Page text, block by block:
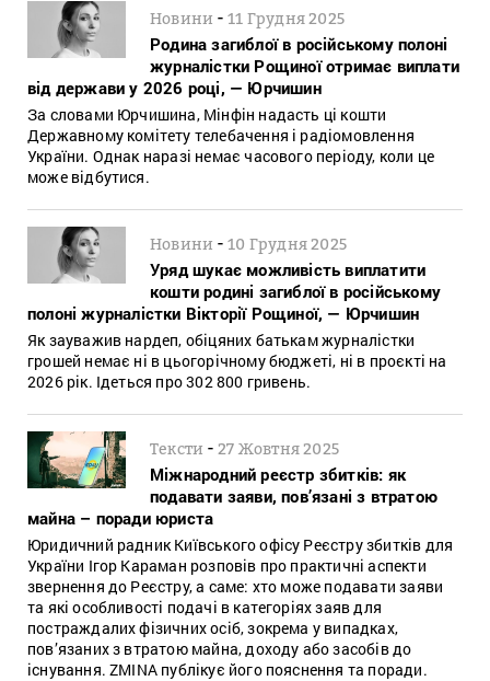
Новини -11 Грудня 2025
Родина загиблої в російському полоні
журналістки Рощиної отримає виплати
від держави у 2026 році, — Юрчишин
За словами Юрчишина, Мінфін надасть ці кошти
Державному комітету телебачення і радіомовлення
України. Однак наразі немає часового періоду, коли це
може відбутися.
Новини -10 Грудня 2025
Уряд шукає можливість виплатити
кошти родині загиблої в російському
полоні журналістки Вікторії Рощиної, — Юрчишин
Як зауважив нардеп, обіцяних батькам журналістки
грошей немає ні в цьогорічному бюджеті, ні в проєкті на
2026 рік. Ідеться про 302 800 гривень.
Тексти -27 Жовтня 2025
Міжнародний реєстр збитків: як
подавати заяви, пов’язані з втратою
майна – поради юриста
Юридичний радник Київського офісу Реєстру збитків для
України Ігор Караман розповів про практичні аспекти
звернення до Реєстру, а саме: хто може подавати заяви
та які особливості подачі в категоріях заяв для
постраждалих фізичних осіб, зокрема у випадках,
пов’язаних з втратою майна, доходу або засобів до
існування. ZMINA публікує його пояснення та поради.